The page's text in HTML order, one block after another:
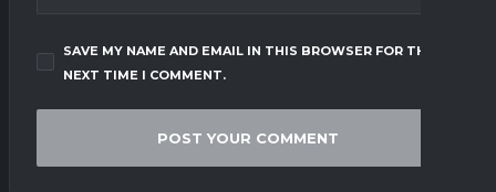
SAVE MY NAME AND EMAIL IN THIS BROWSER FOR THE
NEXT TIME I COMMENT.